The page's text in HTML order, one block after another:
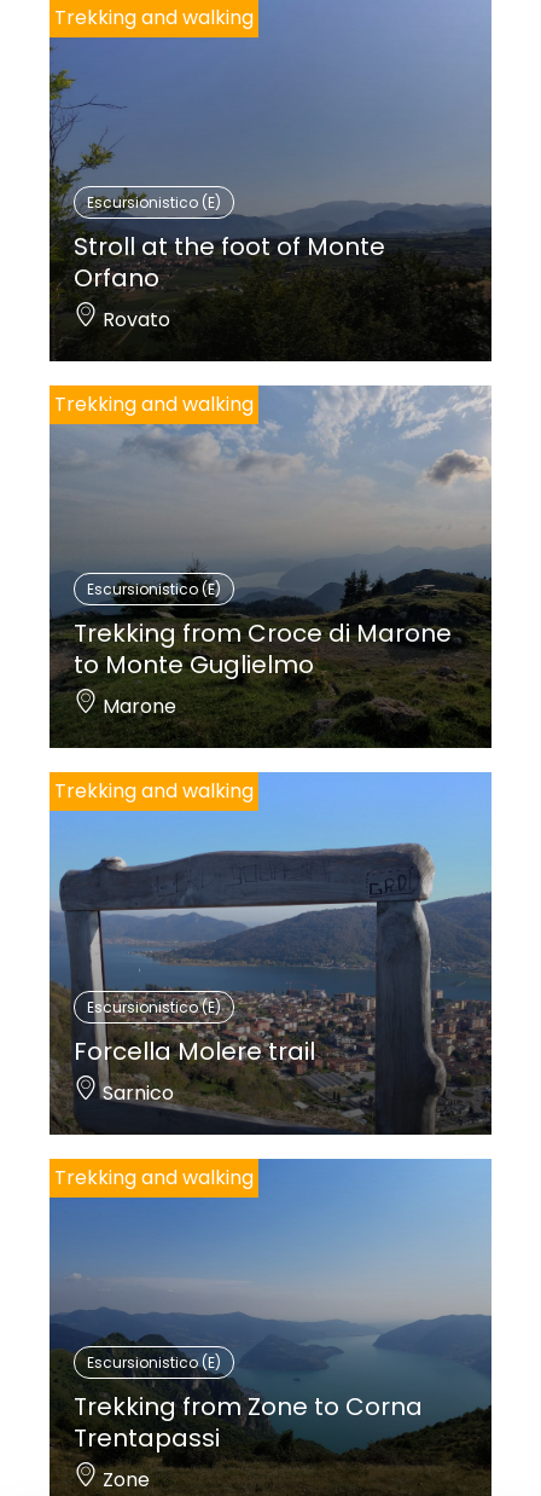
Trekking and walking
Escursionistico (E)
Stroll at the foot of Monte
Orfano
Rovato
Trekking and walking
Escursionistico (E)
Trekking from Croce di Marone
to Monte Guglielmo
Marone
Trekking and walking
Escursionistico (E)
Forcella Molere trail
Sarnico
Trekking and walking
Escursionistico (E)
Trekking from Zone to Corna
Trentapassi
Zone